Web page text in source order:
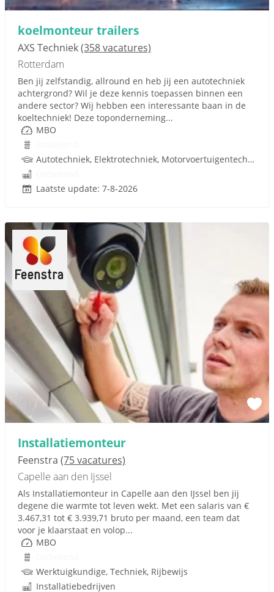
koelmonteur trailers
AXS Techniek(358 vacatures)
Rotterdam
Ben jij zelfstandig, allround en heb jij een autotechniek
achtergrond? Wil je deze kennis toepassen binnen een
andere sector? Wij hebben een interessante baan in de
koeltechniek! Deze toponderneming...
MBO
Autotechniek, Elektrotechniek, Motorvoertuigentechniek, Koeltechniek, Techniek
Laatste update: 7-8-2026
Installatiemonteur
Feenstra (75 vacatures)
Capelle aan den Ijssel
Als Installatiemonteur in Capelle aan den IJssel ben jij
degene die warmte tot leven wekt. Met een salaris van €
3.467,31 tot € 3.939,71 bruto per maand, een team dat
voor je klaarstaat en volop...
MBO
Werktuigkundige, Techniek, Rijbewijs
Installatiebedrijven